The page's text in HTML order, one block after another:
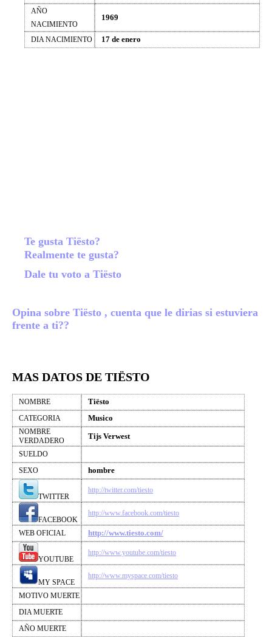
AÑO
NACIMIENTO
1969
DIA NACIMIENTO 17 de enero
Te gusta Tiësto?
Realmente te gusta?
Dale tu voto a Tiësto
Opina sobre Tiësto , cuenta que le dirias si estuviera
frente a ti??
MAS DATOS DE TIËSTO
NOMBRE Tiësto
CATEGORIA Musico
NOMBRE
VERDADERO
Tijs Verwest
SUELDO
SEXO
hombre
TWITTER
http://twitter.com/tiesto
FACEBOOK
http://www.facebook.com/tiesto
WEB OFICIAL http://www.tiesto.com/
YOUTUBE
http://www.youtube.com/tiesto
MY SPACE
http://www.myspace.com/tiesto
MOTIVO MUERTE
DIA MUERTE
AÑO MUERTE